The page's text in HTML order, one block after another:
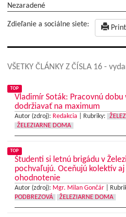
Nezaradené
Zdieľanie a sociálne siete: Print
VŠETKY ČLÁNKY Z ČÍSLA 16 -
TOP
Vladimír Soták: Pracovnú
dodržiavať na maximum
Autor (zdroj): Redakcia Rubriky:
ŽELEZIARNE DOMA
TOP
Študenti si letnú brigádu v
pochvaľujú. Oceňujú kolektív
ohodnotenie
Autor (zdroj): Mgr. Milan Gončár
PODBREZOVÁ
ŽELEZIARNE DOMA